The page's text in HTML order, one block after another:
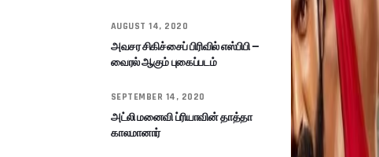
AUGUST 14, 2020
அவசர சிகிச்சைப் பிரிவில் எஸ்பிபி –
வைரல் ஆகும் புகைப்படம்
SEPTEMBER 14, 2020
அட்லி மனைவி ப்ரியாவின் தாத்தா
காலமானார்